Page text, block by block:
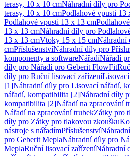
terasy, 10 x 10 cmNáhradní díly pro
terasy, 10 x 10 cmPodlahové vpusti 13
Podlahové vpusti 13 x 13 cm
13 x 13 cmNáhradní díly pro
13 x 13 cmVtoky 15 x 15 cmNáhradní
cmPříslušenstvíNáhradní díly pro
komponenty a softwareNářadíNářadí
díly pro Nářadí pro Geberit FlowFit
díly pro Ruční lisovací zařízení
[1]Náhradní díly pro Lisovací nářadí,
nářadí, kompatibilita [2]Náhradní díly
kompatibilita [2]Nářadí na zpracování
Nářadí na zpracování trubekZátky pro
díly pro Zátky pro tlakovou zkoušku
nástroje s nářadímPříslušenství
pro Geberit MeplaNáhradní díly pro
MeplaRuční lisovací zařízeníNáhradní